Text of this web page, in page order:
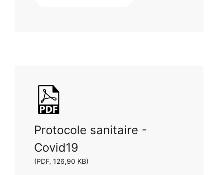
Protocole sanitaire -
Covid19
(PDF, 126,90 KB)